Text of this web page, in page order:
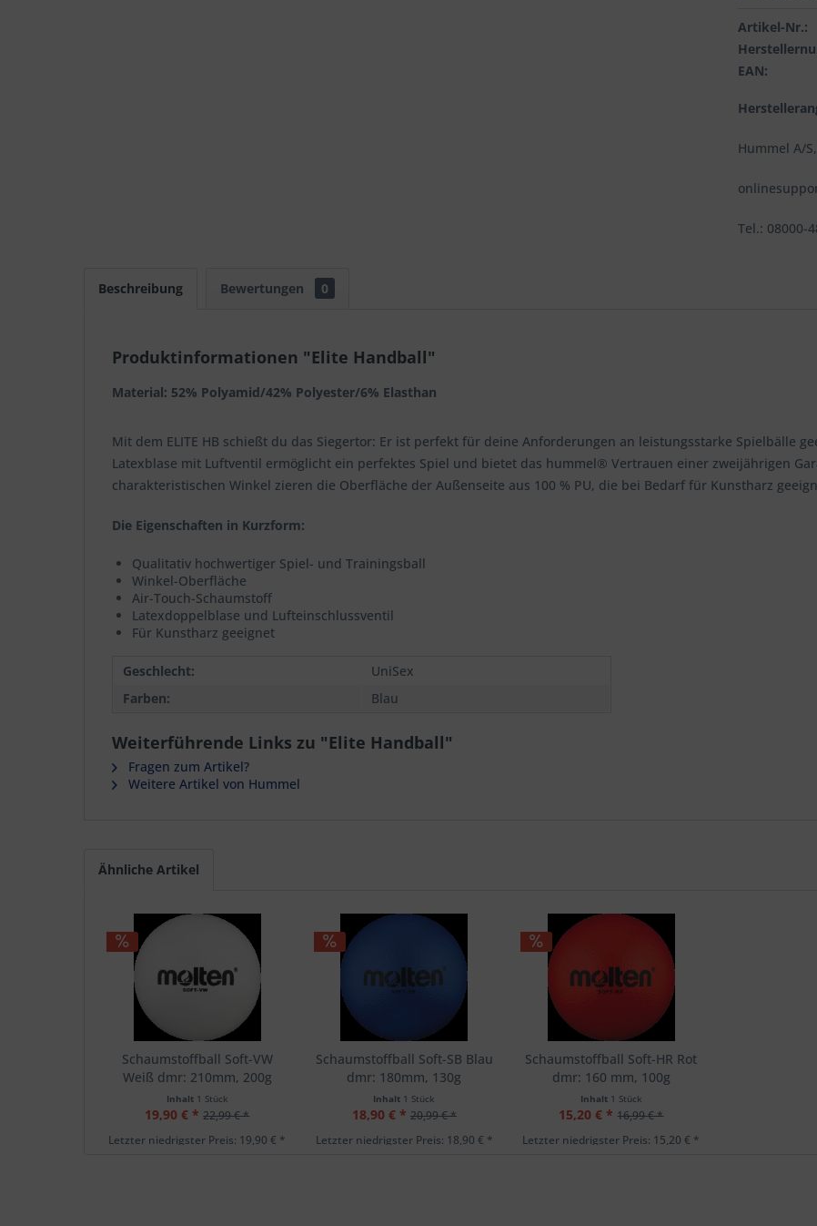
Artikel-Nr.:
EAN:
Hummel A/
Tel.: 08000-
Beschreibung Bewertungen 0
Produktinformationen "Elite Handball"
Material: 52% Polyamid/42% Polyester/6% Elasthan
Mit dem ELITE HB schießt du das Siegertor: Er ist perfekt für deine Anforderungen an leistungsstarke Spielbälle
Latexblase mit Luftventil ermöglicht ein perfektes Spiel und bietet das hummel® Vertrauen einer zweijährigen
charakteristischen Winkel zieren die Oberfläche der Außenseite aus 100 % PU, die bei Bedarf für Kunstharz
Die Eigenschaften in Kurzform:
Qualitativ hochwertiger Spiel- und Trainingsball
Winkel-Oberfläche
Air-Touch-Schaumstoff
Latexdoppelblase und Lufteinschlussventil
Für Kunstharz geeignet
Geschlecht:
UniSex
Farben:
Blau
Weiterführende Links zu "Elite Handball"
Fragen zum Artikel?
Weitere Artikel von Hummel
Ähnliche Artikel
Schaumstoffball Soft-VW
Weiß dmr: 210mm, 200g
Inhalt 1 Stück
19,90 € * 22,99 € *
Letzter niedrigster Preis: 19,90 € *
Schaumstoffball Soft-SB Blau
dmr: 180mm, 130g
Inhalt 1 Stück
18,90 € * 20,99 € *
Letzter niedrigster Preis: 18,90 € *
Schaumstoffball Soft-HR Rot
dmr: 160 mm, 100g
Inhalt 1 Stück
15,20 € * 16,99 € *
Letzter niedrigster Preis: 15,20 € *